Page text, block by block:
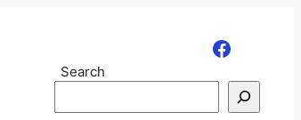
Search